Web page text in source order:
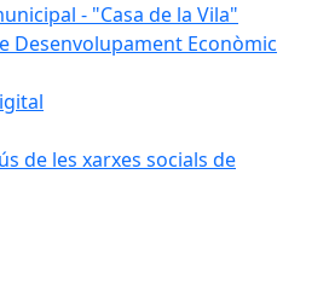
- "Casa de la Vila"
Desenvolupament Econòmic
de les xarxes socials de